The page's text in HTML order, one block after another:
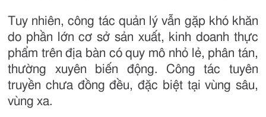
Tuy nhiên, công tác quản lý vẫn gặp khó khăn
do phần lớn cơ sở sản xuất, kinh doanh thực
phẩm trên địa bàn có quy mô nhỏ lẻ, phân tán,
thường xuyên biến động. Công tác tuyên
truyền chưa đồng đều, đặc biệt tại vùng sâu,
vùng xa.